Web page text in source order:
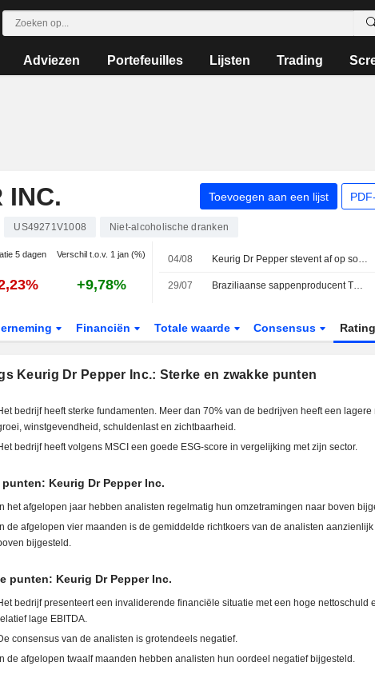
Adviezen Portefeuilles Lijsten Trading
INC. Toevoegen aan een lijst
US49271V1008 Niet-alcoholische dranken
5 dagen Verschil t.o.v. 1 jan (%)
+9,78%
04/08 Keurig Dr Pepper stevent af op solide tweede kwartaal; risico-rendementsverhouding neutraal volgens RBC
29/07 Braziliaanse sappenproducent The Natural One verkent opties voor verkoop, aldus bronnen
Financiën Totale waarde Consensus
Keurig Dr Pepper Inc.: Sterke en zwakke punten
bedrijf heeft sterke fundamenten. Meer dan 70% van de bedrijven heeft een lagere
winstgevendheid, schuldenlast en zichtbaarheid.
bedrijf heeft volgens MSCI een goede ESG-score in vergelijking met zijn sector.
punten: Keurig Dr Pepper Inc.
In het afgelopen jaar hebben analisten regelmatig hun omzetramingen naar boven
In de afgelopen vier maanden is de gemiddelde richtkoers van de analisten
bijgesteld.
punten: Keurig Dr Pepper Inc.
bedrijf presenteert een invaliderende financiële situatie met een hoge nettoschuld
lage EBITDA.
consensus van de analisten is grotendeels negatief.
In de afgelopen twaalf maanden hebben analisten hun oordeel negatief bijgesteld.